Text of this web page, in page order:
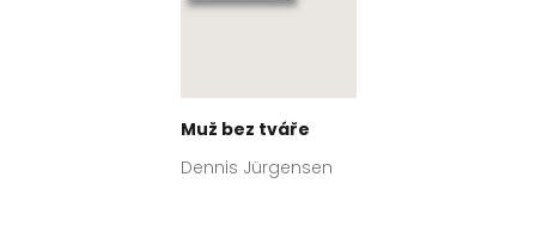
Muž bez tváře
Dennis Jürgensen